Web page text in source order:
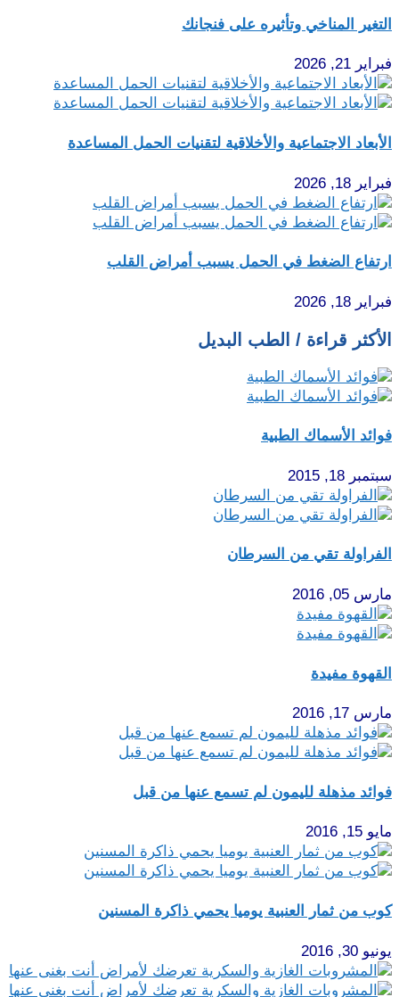
التغير المناخي وتأثيره على فنجانك
فبراير 21, 2026
الأبعاد الاجتماعية والأخلاقية لتقنيات الحمل المساعدة
فبراير 18, 2026
ارتفاع الضغط في الحمل يسبب أمراض القلب
فبراير 18, 2026
الأكثر قراءة / الطب البديل
فوائد الأسماك الطبية‎
سبتمبر 18, 2015
الفراولة تقي من السرطان
مارس 05, 2016
القهوة مفيدة
مارس 17, 2016
فوائد مذهلة لليمون لم تسمع عنها من قبل
مايو 15, 2016
كوب من ثمار العنبية يوميا يحمي ذاكرة المسنين
يونيو 30, 2016